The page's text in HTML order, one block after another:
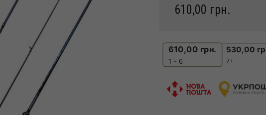
610,00 грн.
610,00 грн.
1 - 6
530,00
7+